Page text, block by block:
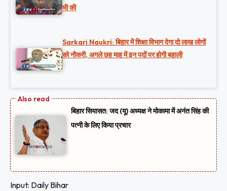
भी की
Sarkari Naukri: बिहार में शिक्षा विभाग देगा दो लाख लोगों
को नौकरी, अगले छह माह में इन पदों पर होगी बहाली
बिहार सियासत: जद (यू) अध्यक्ष ने मोकामा में अनंत सिंह की
पत्नी के लिए किया प्रचार
Input: Daily Bihar